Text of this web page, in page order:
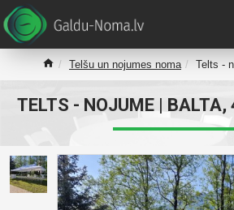
Telšu un nojumes noma Telts -
TELTS - NOJUME |